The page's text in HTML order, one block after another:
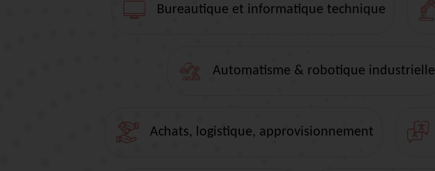
Bureautique et informatique technique
Automatisme & robotique industrielle
Achats, logistique, approvisionnement